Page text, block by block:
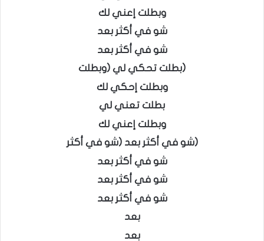
وبطلت إعني لك
شو في أكثر بعد
شو في أكثر بعد
(بطلت تحكي لي (وبطلت
وبطلت إحكي لك
بطلت تعني لي
وبطلت إعني لك
(شو في أكثر بعد (شو في أكثر
شو في أكثر بعد
شو في أكثر بعد
شو في أكثر بعد
بعد
بعد